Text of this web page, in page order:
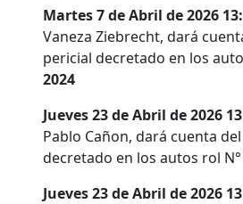
Martes 7 de Abril de 2026
Vaneza Ziebrecht, dará
pericial decretado en los
2024
Jueves 23 de Abril de 2026
Pablo Cañon, dará cuenta
decretado en los autos rol N°
Jueves 23 de Abril de 2026